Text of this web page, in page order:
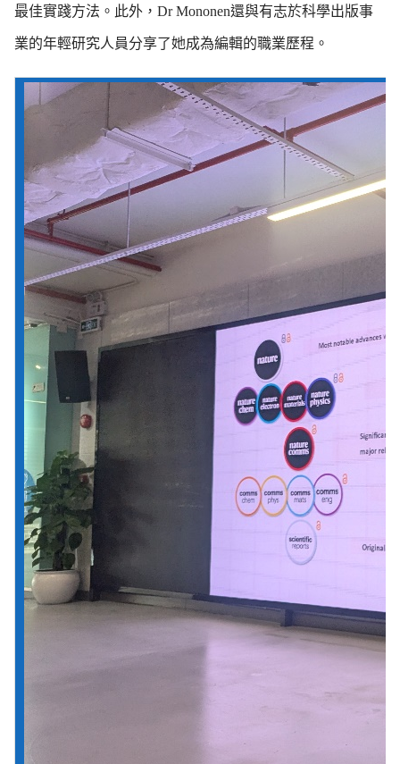
最佳實踐方法。此外，Dr Mononen還與有志於科學出版事
業的年輕研究人員分享了她成為編輯的職業歷程。